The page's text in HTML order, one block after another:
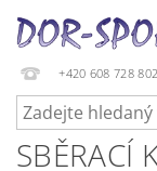
+420 608 728 802
SBĚRACÍ